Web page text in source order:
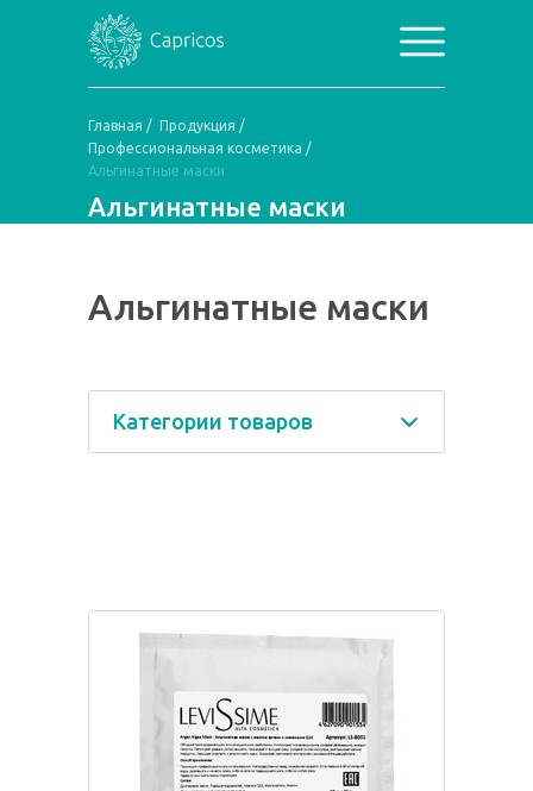
Главная / Продукция /
Профессиональная косметика /
Альгинатные маски
Альгинатные маски
Альгинатные маски
Категории товаров